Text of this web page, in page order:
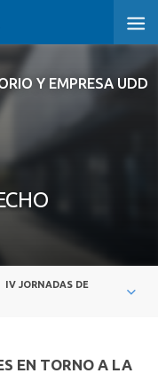
Y EMPRESA UDD
Y
IV JORNADAS DE
EN TORNO A LA